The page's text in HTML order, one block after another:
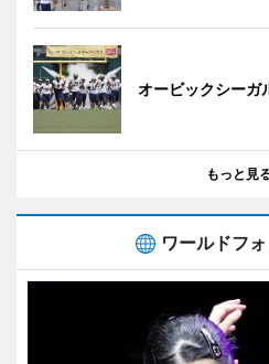
オービックシーガ
もっと見
ワールドフ